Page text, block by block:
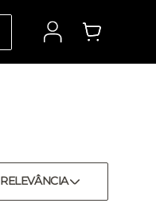
RELEVÂNCIA